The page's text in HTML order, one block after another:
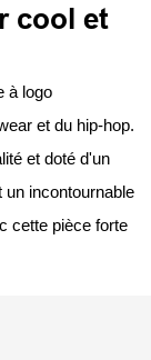
cool et
à logo
et du hip-hop.
et doté d'un
incontournable
cette pièce forte